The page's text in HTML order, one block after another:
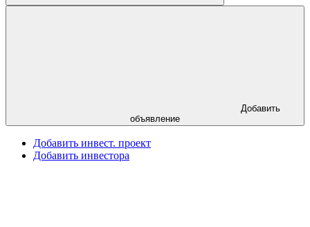
объявление
Добавить инвест. проект
Добавить инвестора